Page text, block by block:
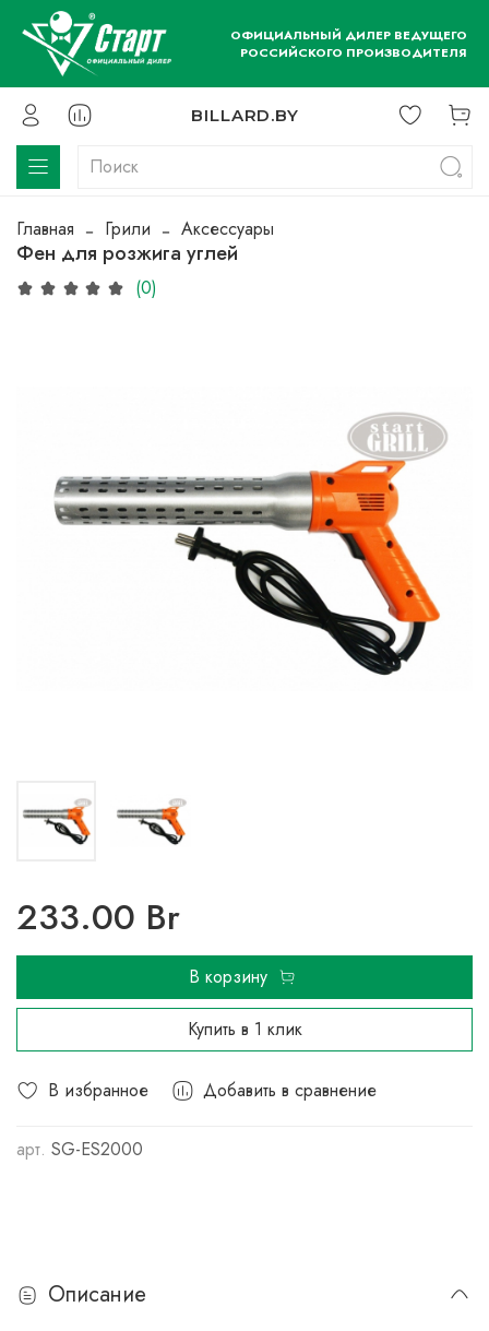
ОФИЦИАЛЬНЫЙ ДИЛЕР ВЕДУЩЕГО
РОССИЙСКОГО ПРОИЗВОДИТЕЛЯ
BILLARD.BY
Главная Грили Аксессуары
Фен для розжига углей
(0)
В избранное Добавить в сравнение
арт. SG-ES2000
233.00 Br
В корзину
Купить в 1 клик
Описание